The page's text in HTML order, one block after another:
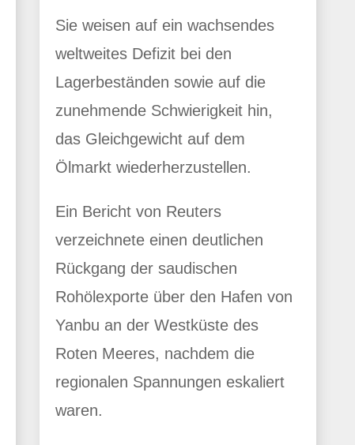
Sie weisen auf ein wachsendes
weltweites Defizit bei den
Lagerbeständen sowie auf die
zunehmende Schwierigkeit hin,
das Gleichgewicht auf dem
Ölmarkt wiederherzustellen.
Ein Bericht von Reuters
verzeichnete einen deutlichen
Rückgang der saudischen
Rohölexporte über den Hafen von
Yanbu an der Westküste des
Roten Meeres, nachdem die
regionalen Spannungen eskaliert
waren.